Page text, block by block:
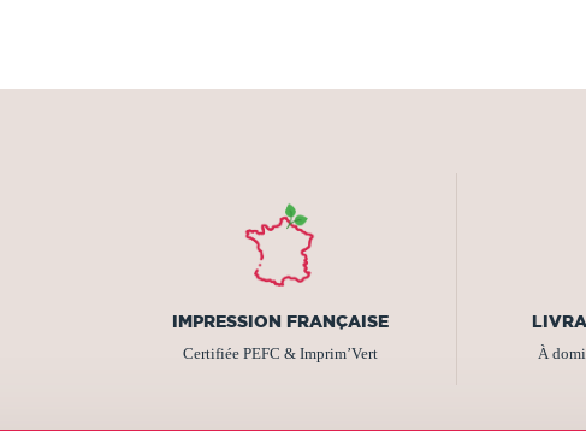
IMPRESSION FRANÇAISE
Certifiée PEFC & Imprim’Vert À